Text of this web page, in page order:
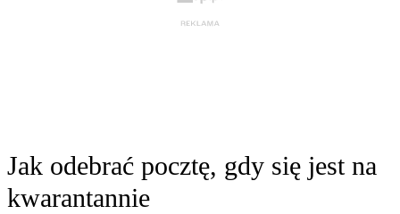
Jak odebrać pocztę, gdy się jest na
kwarantannie